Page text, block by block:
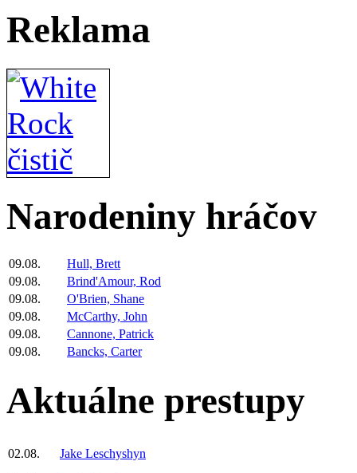
Reklama
Narodeniny hráčov
09.08.
Hull, Brett
09.08.
Brind'Amour, Rod
09.08.
O'Brien, Shane
09.08.
McCarthy, John
09.08.
Cannone, Patrick
09.08.
Bancks, Carter
Aktuálne prestupy
02.08. Jake Leschyshyn